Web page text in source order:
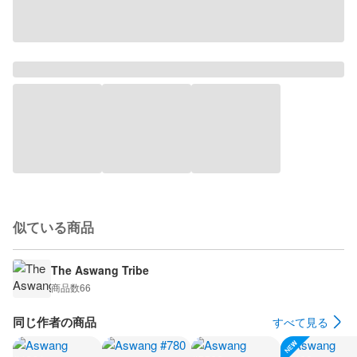
似ている商品
The Aswang Tribe
商品数66
同じ作者の商品 すべて見る